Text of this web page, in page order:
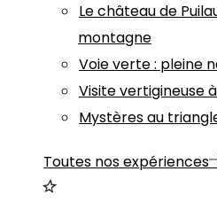
Le château de
montagne
Voie verte : pleine
Visite vertigineuse
Mystères au
Toutes nos expériences